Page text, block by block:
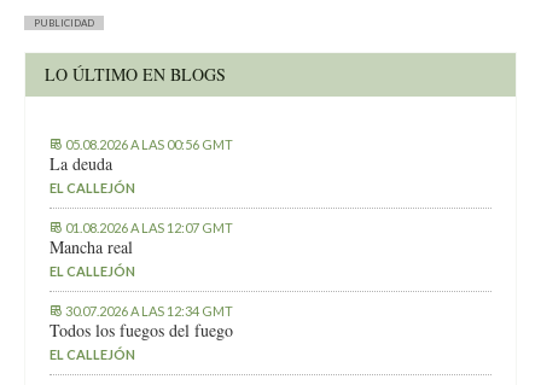
PUBLICIDAD
LO ÚLTIMO EN BLOGS
05.08.2026 A LAS 00:56 GMT
La deuda
EL CALLEJÓN
01.08.2026 A LAS 12:07 GMT
Mancha real
EL CALLEJÓN
30.07.2026 A LAS 12:34 GMT
Todos los fuegos del fuego
EL CALLEJÓN